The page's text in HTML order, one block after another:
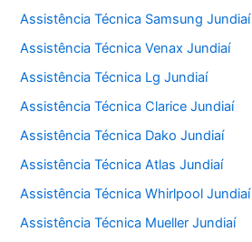
Assistência Técnica Samsung Jundiaí
Assistência Técnica Venax Jundiaí
Assistência Técnica Lg Jundiaí
Assistência Técnica Clarice Jundiaí
Assistência Técnica Dako Jundiaí
Assistência Técnica Atlas Jundiaí
Assistência Técnica Whirlpool Jundiaí
Assistência Técnica Mueller Jundiaí